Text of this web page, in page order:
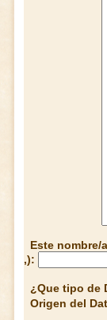
Este
,):
¿Que tipo de
Origen del